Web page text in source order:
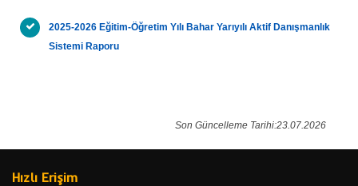
2025-2026 Eğitim-Öğretim Yılı Bahar Yarıyılı Aktif Danışmanlık
Sistemi Raporu
Son Güncelleme Tarihi:23.07.2026
Hızlı Erişim